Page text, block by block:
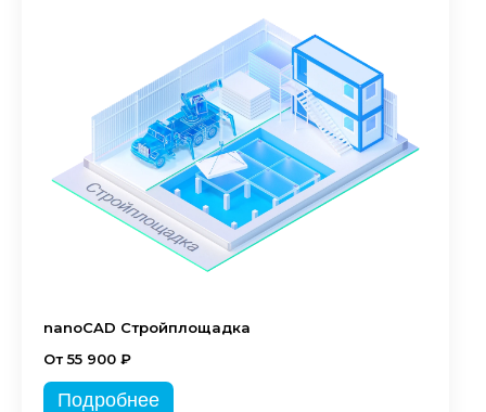
nanoCAD Стройплощадка
От 55 900 ₽
Подробнее